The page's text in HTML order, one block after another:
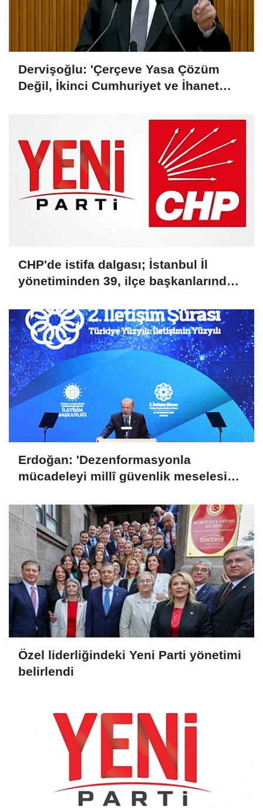
Dervişoğlu: 'Çerçeve Yasa Çözüm
Değil, İkinci Cumhuriyet ve İhanet
CHP'de istifa dalgası; İstanbul İl
yönetiminden 39, ilçe başkanlarından
Erdoğan: 'Dezenformasyonla
mücadeleyi millî güvenlik meselesi
Özel liderliğindeki Yeni Parti yönetimi
belirlendi